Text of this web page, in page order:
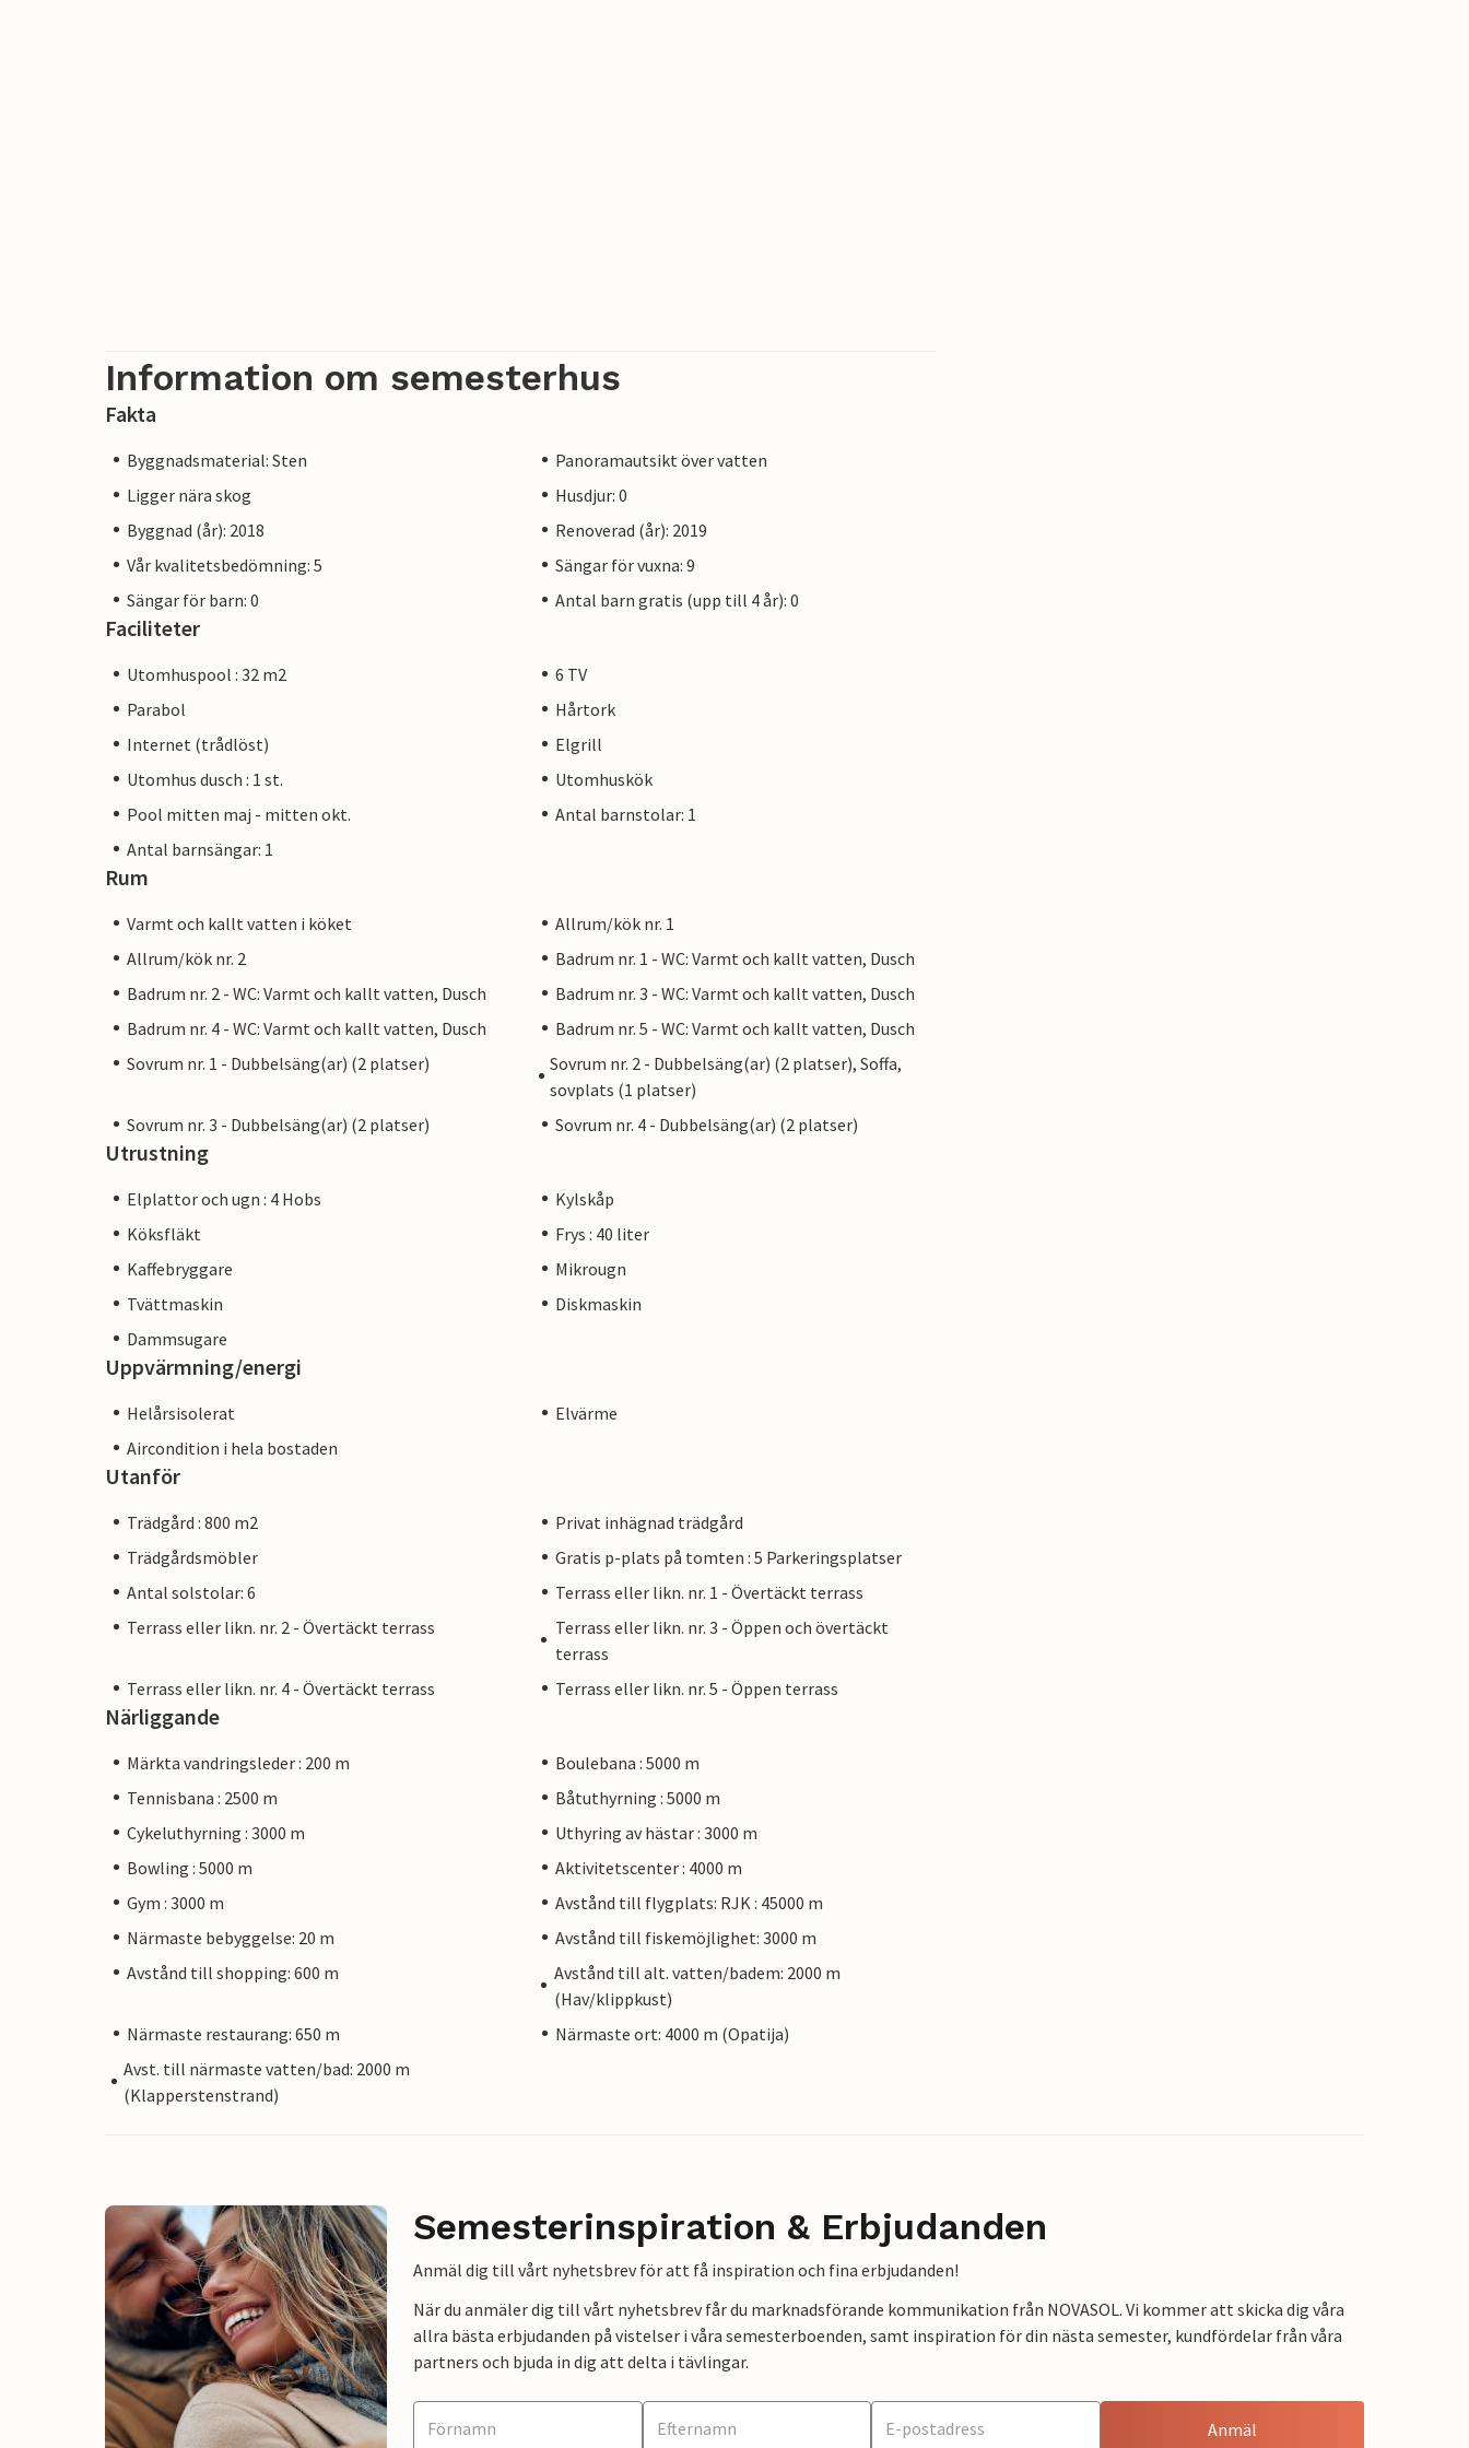
Information om semesterhus
Fakta
Byggnadsmaterial: Sten
Panoramautsikt över vatten
Ligger nära skog
Husdjur: 0
Byggnad (år): 2018
Renoverad (år): 2019
Vår kvalitetsbedömning: 5
Sängar för vuxna: 9
Sängar för barn: 0
Antal barn gratis (upp till 4 år): 0
Faciliteter
Utomhuspool : 32 m2
6 TV
Parabol
Hårtork
Internet (trådlöst)
Elgrill
Utomhus dusch : 1 st.
Utomhuskök
Pool mitten maj - mitten okt.
Antal barnstolar: 1
Antal barnsängar: 1
Rum
Varmt och kallt vatten i köket
Allrum/kök nr. 1
Allrum/kök nr. 2
Badrum nr. 1 - WC: Varmt och kallt vatten, Dusch
Badrum nr. 2 - WC: Varmt och kallt vatten, Dusch
Badrum nr. 3 - WC: Varmt och kallt vatten, Dusch
Badrum nr. 4 - WC: Varmt och kallt vatten, Dusch
Badrum nr. 5 - WC: Varmt och kallt vatten, Dusch
Sovrum nr. 1 - Dubbelsäng(ar) (2 platser)
Sovrum nr. 2 - Dubbelsäng(ar) (2 platser), Soffa,
sovplats (1 platser)
Sovrum nr. 3 - Dubbelsäng(ar) (2 platser)
Sovrum nr. 4 - Dubbelsäng(ar) (2 platser)
Utrustning
Elplattor och ugn : 4 Hobs
Kylskåp
Köksfläkt
Frys : 40 liter
Kaffebryggare
Mikrougn
Tvättmaskin
Diskmaskin
Dammsugare
Uppvärmning/energi
Helårsisolerat
Elvärme
Aircondition i hela bostaden
Utanför
Trädgård : 800 m2
Privat inhägnad trädgård
Trädgårdsmöbler
Gratis p-plats på tomten : 5 Parkeringsplatser
Antal solstolar: 6
Terrass eller likn. nr. 1 - Övertäckt terrass
Terrass eller likn. nr. 2 - Övertäckt terrass
Terrass eller likn. nr. 3 - Öppen och övertäckt
terrass
Terrass eller likn. nr. 4 - Övertäckt terrass
Terrass eller likn. nr. 5 - Öppen terrass
Närliggande
Märkta vandringsleder : 200 m
Boulebana : 5000 m
Tennisbana : 2500 m
Båtuthyrning : 5000 m
Cykeluthyrning : 3000 m
Uthyring av hästar : 3000 m
Bowling : 5000 m
Aktivitetscenter : 4000 m
Gym : 3000 m
Avstånd till flygplats: RJK : 45000 m
Närmaste bebyggelse: 20 m
Avstånd till fiskemöjlighet: 3000 m
Avstånd till shopping: 600 m
Avstånd till alt. vatten/badem: 2000 m
(Hav/klippkust)
Närmaste restaurang: 650 m
Närmaste ort: 4000 m (Opatija)
Avst. till närmaste vatten/bad: 2000 m
(Klapperstenstrand)
Semesterinspiration & Erbjudanden
Anmäl dig till vårt nyhetsbrev för att få inspiration och fina erbjudanden!
När du anmäler dig till vårt nyhetsbrev får du marknadsförande kommunikation från NOVASOL. Vi kommer att skicka dig våra
allra bästa erbjudanden på vistelser i våra semesterboenden, samt inspiration för din nästa semester, kundfördelar från våra
partners och bjuda in dig att delta i tävlingar.
Anmäl